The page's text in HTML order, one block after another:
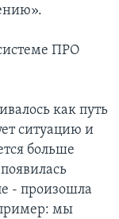
ПРО
как путь
ситуацию и
больше
- произошла
мы